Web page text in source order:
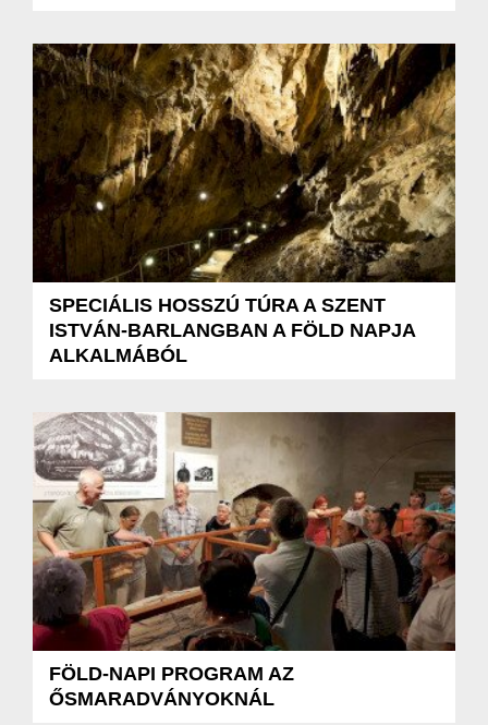
SPECIÁLIS HOSSZÚ TÚRA A SZENT
ISTVÁN-BARLANGBAN A FÖLD NAPJA
ALKALMÁBÓL
FÖLD-NAPI PROGRAM AZ
ŐSMARADVÁNYOKNÁL